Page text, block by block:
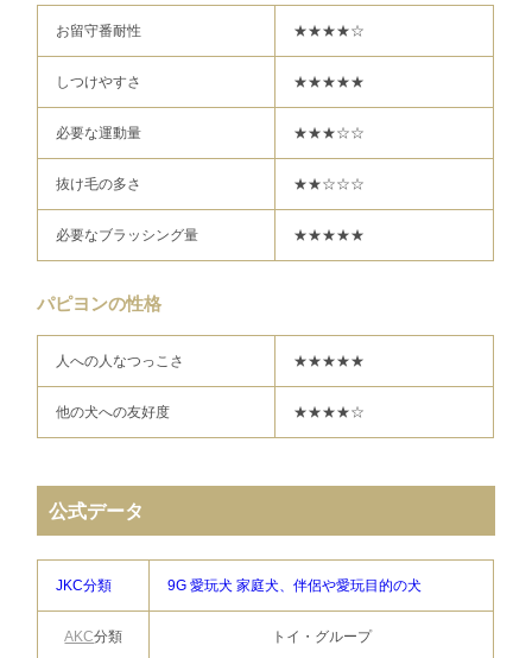
お留守番耐性 ★★★★☆
しつけやすさ ★★★★★
必要な運動量 ★★★☆☆
抜け毛の多さ ★★☆☆☆
必要なブラッシング量 ★★★★★
パピヨンの性格
人への人なつっこさ ★★★★★
他の犬への友好度 ★★★★☆
公式データ
JKC分類 9G 愛玩犬 家庭犬、伴侶や愛玩目的の犬
AKC分類 トイ・グループ